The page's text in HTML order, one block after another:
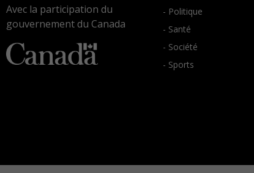
Avec la participation du
gouvernement du Canada
- Politique
- Santé
- Société
- Sports